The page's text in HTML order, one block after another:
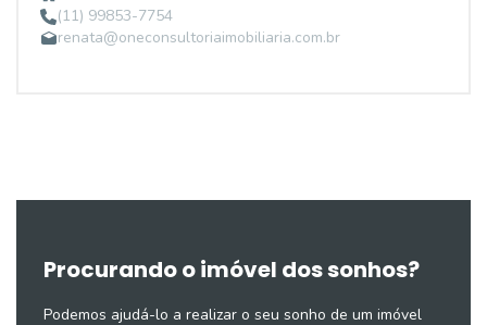
(11) 99853-7754
renata@oneconsultoriaimobiliaria.com.br
Procurando o imóvel dos sonhos?
Podemos ajudá-lo a realizar o seu sonho de um imóvel